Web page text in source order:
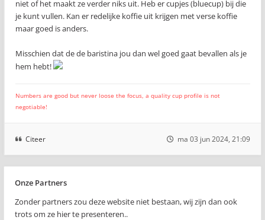
niet of het maakt ze verder niks uit. Heb er cupjes (bluecup) bij die
je kunt vullen. Kan er redelijke koffie uit krijgen met verse koffie
maar goed is anders.
Misschien dat de de baristina jou dan wel goed gaat bevallen als je
hem hebt!
Numbers are good but never loose the focus, a quality cup profile is not
negotiable!
Citeer ma 03 jun 2024, 21:09
Onze Partners
Zonder partners zou deze website niet bestaan, wij zijn dan ook
trots om ze hier te presenteren..